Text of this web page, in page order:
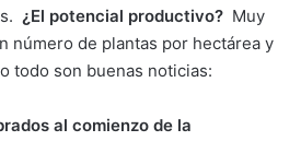
¿El potencial productivo? Muy
número de plantas por hectárea y
todo son buenas noticias:
al comienzo de la